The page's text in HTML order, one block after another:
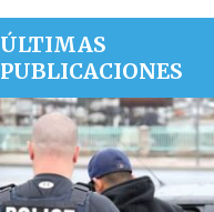
ÚLTIMAS
PUBLICACIONES